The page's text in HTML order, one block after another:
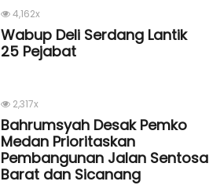
4,162x
Wabup Deli Serdang Lantik
25 Pejabat
2,317x
Bahrumsyah Desak Pemko
Medan Prioritaskan
Pembangunan Jalan Sentosa
Barat dan Sicanang